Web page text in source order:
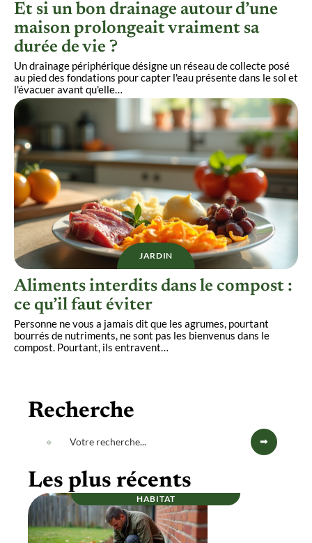
Et si un bon drainage autour d’une
maison prolongeait vraiment sa
durée de vie ?
Un drainage périphérique désigne un réseau de collecte posé
au pied des fondations pour capter l'eau présente dans le sol et
l'évacuer avant qu'elle…
JARDIN
Aliments interdits dans le compost :
ce qu’il faut éviter
Personne ne vous a jamais dit que les agrumes, pourtant
bourrés de nutriments, ne sont pas les bienvenus dans le
compost. Pourtant, ils entravent
Recherche
Les plus récents
HABITAT